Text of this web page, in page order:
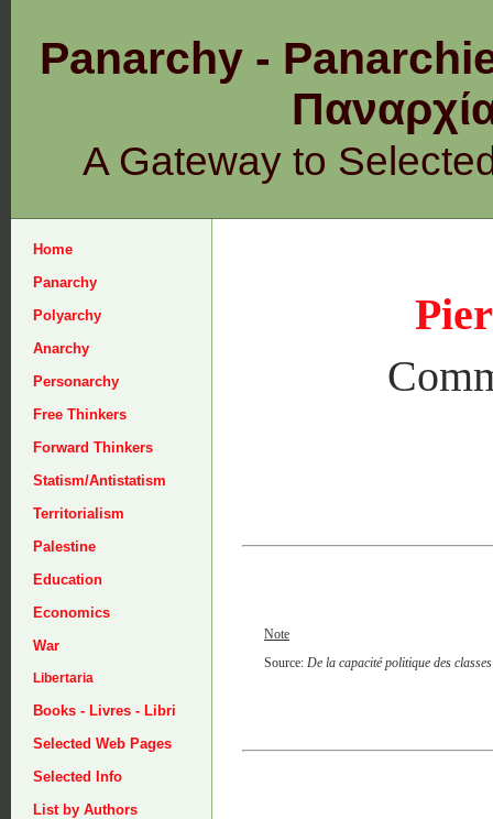
Panarchy -
A Gateway to
Home
Panarchy
Polyarchy
Anarchy
Personarchy
Free Thinkers
Forward Thinkers
Statism/Antistatism
Territorialism
Palestine
Education
Economics
War
Libertaria
Books - Livres - Libri
Selected Web Pages
Selected Info
List by Authors
Note
Source: De la capacité politique des